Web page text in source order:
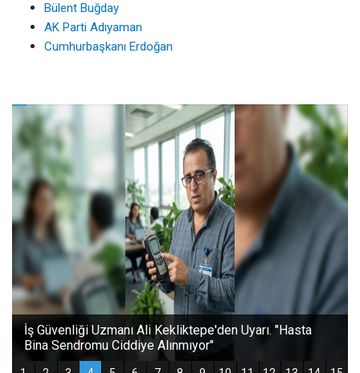
Bülent Buğday
AK Parti Adıyaman
Cumhurbaşkanı Erdoğan